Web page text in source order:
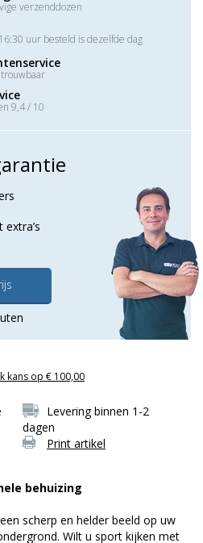
verzenddozen
uur besteld is dezelfde dag
9,4 / 10
kans op € 100,00
Levering binnen 1-2
dagen
Print artikel
behuizing
scherp en helder beeld op uw
Wilt u sport kijken met